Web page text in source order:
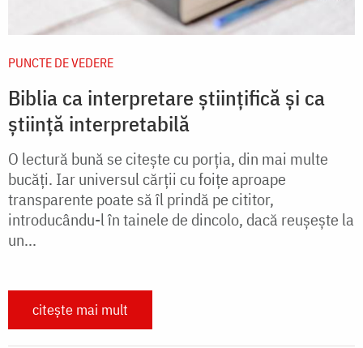
PUNCTE DE VEDERE
Biblia ca interpretare ştiinţifică şi ca
ştiinţă interpretabilă
O lectură bună se citește cu porția, din mai multe
bucăți. Iar universul cărții cu foițe aproape
transparente poate să îl prindă pe cititor,
introducându-l în tainele de dincolo, dacă reușește la
un...
citește mai mult